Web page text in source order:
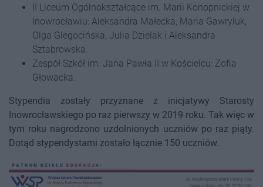
II Liceum Ogólnokształcące im. Marii Konopnickiej w
Inowrocławiu: Aleksandra Małecka, Maria Gawryluk,
Olga Glegocińska, Julia Dzielak i Aleksandra
Sztabrowska.
Zespół Szkół im. Jana Pawła II w Kościelcu: Zofia
Głowacka.
Stypendia zostały przyznane z inicjatywy Starosty
Inowrocławskiego po raz pierwszy w 2019 roku. Tak więc w
tym roku nagrodzono uzdolnionych uczniów po raz piąty.
Dotąd stypendystami zostało łącznie 150 uczniów.